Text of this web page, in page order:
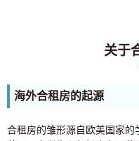
关于
海外合租房的起源
合租房的雏形源自欧美国家